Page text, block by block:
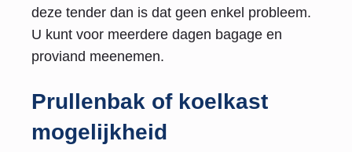
deze tender dan is dat geen enkel probleem.
U kunt voor meerdere dagen bagage en
proviand meenemen.
Prullenbak of koelkast
mogelijkheid